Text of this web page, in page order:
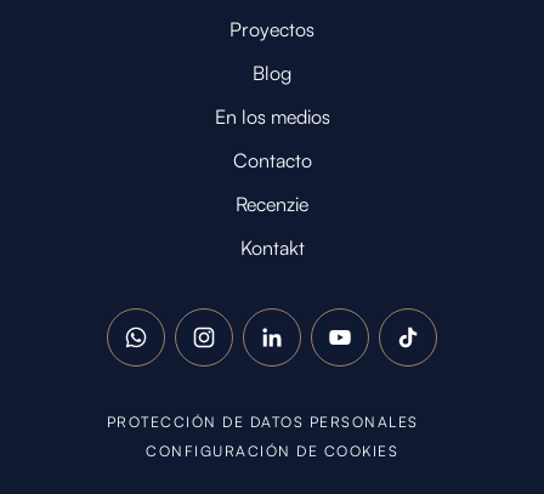
Proyectos
Blog
En los medios
Contacto
Recenzie
Kontakt
WhatsAppInstagramLinkedInYouTubeTikTok
PROTECCIÓN DE DATOS PERSONALES
CONFIGURACIÓN DE COOKIES